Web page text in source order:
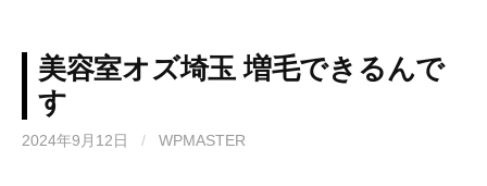
美容室オズ埼玉 増毛できるんで
す
2024年9月12日 / WPMASTER